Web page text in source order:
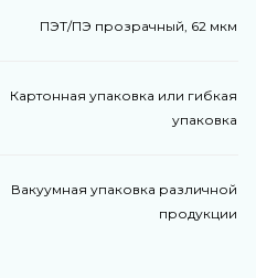
ПЭТ/ПЭ прозрачный, 62 мкм
Картонная упаковка или гибкая
упаковка
Вакуумная упаковка различной
продукции